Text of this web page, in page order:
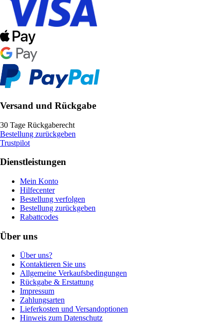
Versand und Rückgabe
30 Tage Rückgaberecht
Bestellung zurückgeben
Trustpilot
Dienstleistungen
Mein Konto
Hilfecenter
Bestellung verfolgen
Bestellung zurückgeben
Rabattcodes
Über uns
Über uns?
Kontaktieren Sie uns
Allgemeine Verkaufsbedingungen
Rückgabe & Erstattung
Impressum
Zahlungsarten
Lieferkosten und Versandoptionen
Hinweis zum Datenschutz